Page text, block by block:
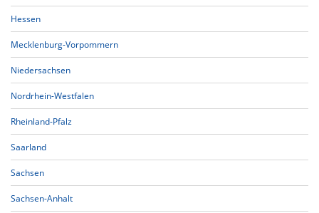
Hessen
Mecklenburg-Vorpommern
Niedersachsen
Nordrhein-Westfalen
Rheinland-Pfalz
Saarland
Sachsen
Sachsen-Anhalt